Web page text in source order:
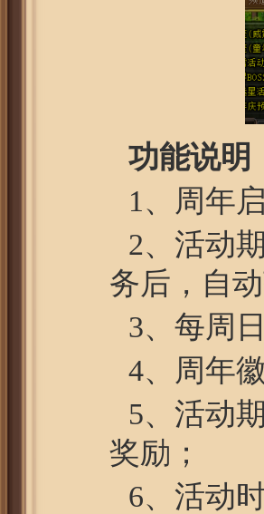
功能说明
1、周年
2、活动
务后，自
3、每周
4、周年
5、活动
奖励；
6、活动